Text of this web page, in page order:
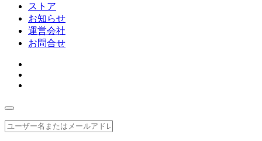
ストア
お知らせ
運営会社
お問合せ